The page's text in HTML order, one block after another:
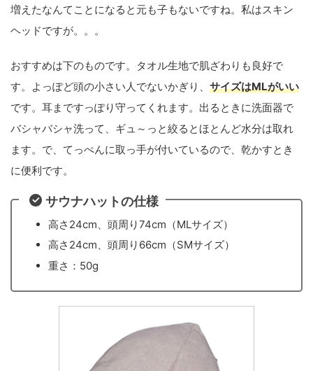
増えたなんてことになると元も子もないですね。私はスキン
ヘッドですが。。。
おすすめは下のものです。タオル生地で肌ざわりも良好で
す。よっぽど頭の小さい人でないかぎり、 サイズはMLがいい
です。耳まですっぽり守ってくれます。出るときに洗面器で
バシャバシャ洗って、ギュ～っと絞るとほとんど水分は取れ
ます。で、てっぺんに取っ手が付いているので、乾かすとき
に便利です。
サウナハットの仕様
高さ24cm、頭周り74cm（MLサイズ）
高さ24cm、頭周り66cm（SMサイズ）
重さ：50g